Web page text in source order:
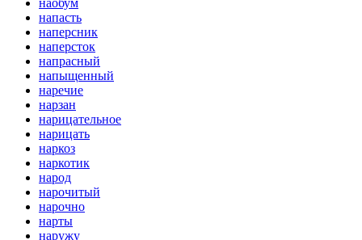
напасть
наперсник
наперсток
напрасный
напыщенный
наречие
нарзан
нарицательное
нарицать
наркоз
наркотик
народ
нарочитый
нарочно
нарты
наружу